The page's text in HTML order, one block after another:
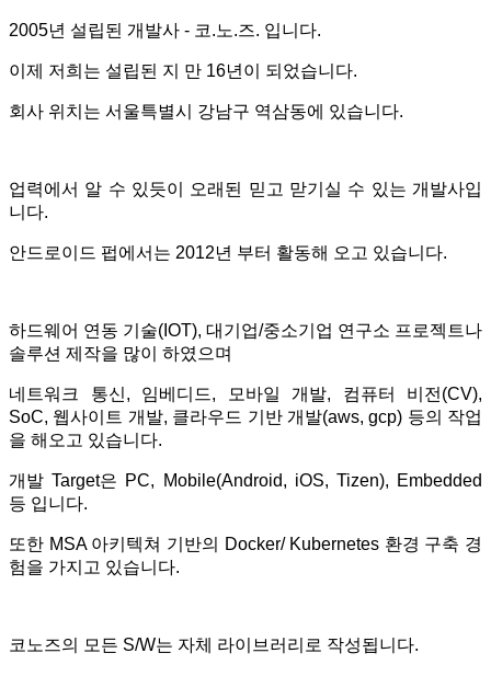
2005년 설립된 개발사 - 코.노.즈. 입니다.
이제 저희는 설립된 지 만 16년이 되었습니다.
회사 위치는 서울특별시 강남구 역삼동에 있습니다.
업력에서 알 수 있듯이 오래된 믿고 맏기실 수 있는 개발사입
니다.
안드로이드 펍에서는 2012년 부터 활동해 오고 있습니다.
하드웨어 연동 기술(IOT), 대기업/중소기업 연구소 프로젝트나
솔루션 제작을 많이 하였으며
네트워크 통신, 임베디드, 모바일 개발, 컴퓨터 비전(CV),
SoC, 웹사이트 개발, 클라우드 기반 개발(aws, gcp) 등의 작업
을 해오고 있습니다.
개발 Target은 PC, Mobile(Android, iOS, Tizen), Embedded
등 입니다.
또한 MSA 아키텍쳐 기반의 Docker/ Kubernetes 환경 구축 경
험을 가지고 있습니다.
코노즈의 모든 S/W는 자체 라이브러리로 작성됩니다.